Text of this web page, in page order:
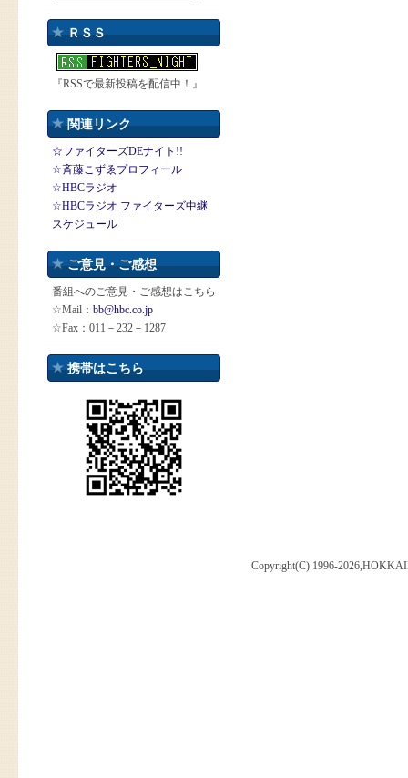
ＲＳＳ
『RSSで最新投稿を配信中！』
関連リンク
☆ファイターズDEナイト!!
☆斉藤こずゑプロフィール
☆HBCラジオ
☆HBCラジオ ファイターズ中継
スケジュール
ご意見・ご感想
番組へのご意見・ご感想はこちら
☆Mail： bb@hbc.co.jp
☆Fax：011－232－1287
携帯はこちら
Copyright(C) 1996-